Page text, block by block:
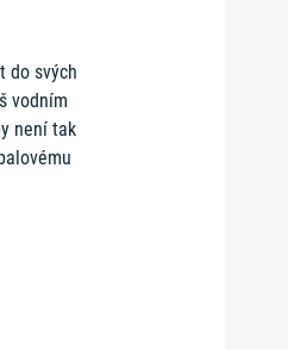
do svých
vodním
není tak